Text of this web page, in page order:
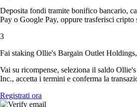
Deposita fondi tramite bonifico bancario,
Pay o Google Pay, oppure trasferisci
3
Fai staking Ollie's Bargain Outlet
Vai su ricompense, seleziona il saldo
Inc., accetta i termini e conferma la
Registrati ora